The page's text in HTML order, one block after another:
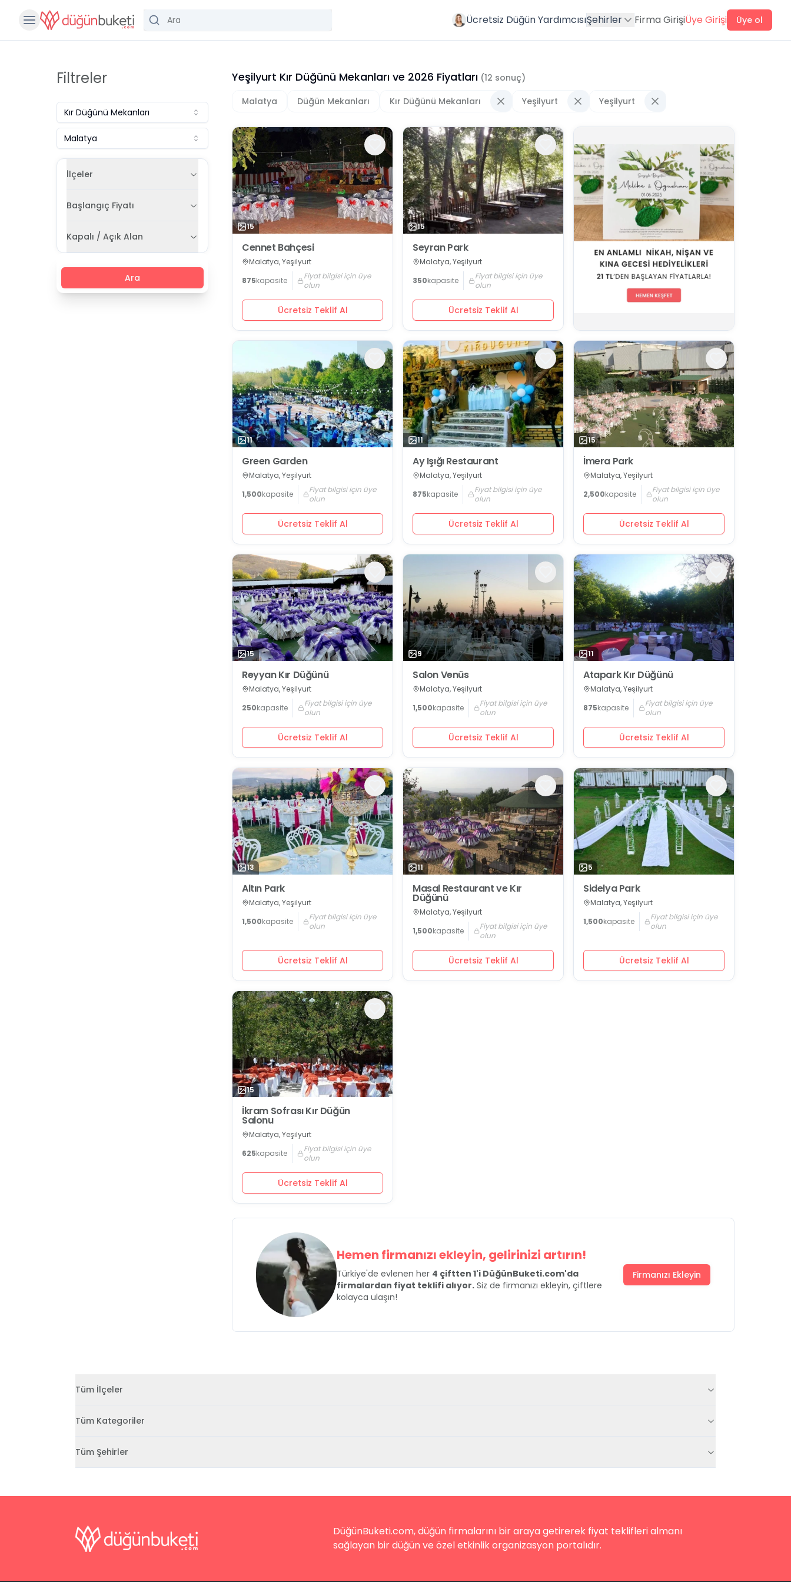
Ücretsiz Düğün YardımcısıŞehirler Firma GirişiÜye Girişi Üye ol
Filtreler
Kır Düğünü Mekanları
Malatya
İlçeler
Başlangıç Fiyatı
Kapalı / Açık Alan
Ara
Yeşilyurt Kır Düğünü Mekanları ve 2026 Fiyatları (12 sonuç)
Malatya
Düğün Mekanları Kır Düğünü Mekanları Yeşilyurt Yeşilyurt
15
Cennet Bahçesi
Malatya, Yeşilyurt
875kapasite
Fiyat bilgisi için üye
olun
Ücretsiz Teklif Al
15
Seyran Park
Malatya, Yeşilyurt
350kapasite
Fiyat bilgisi için üye
olun
Ücretsiz Teklif Al
11
Green Garden
Malatya, Yeşilyurt
1,500kapasite
Fiyat bilgisi için üye
olun
Ücretsiz Teklif Al
11
Ay Işığı Restaurant
Malatya, Yeşilyurt
875kapasite
Fiyat bilgisi için üye
olun
Ücretsiz Teklif Al
15
İmera Park
Malatya, Yeşilyurt
2,500kapasite
Fiyat bilgisi için üye
olun
Ücretsiz Teklif Al
15
Reyyan Kır Düğünü
Malatya, Yeşilyurt
250kapasite
Fiyat bilgisi için üye
olun
Ücretsiz Teklif Al
9
Salon Venüs
Malatya, Yeşilyurt
1,500kapasite
Fiyat bilgisi için üye
olun
Ücretsiz Teklif Al
11
Atapark Kır Düğünü
Malatya, Yeşilyurt
875kapasite
Fiyat bilgisi için üye
olun
Ücretsiz Teklif Al
13
Altın Park
Malatya, Yeşilyurt
1,500kapasite
Fiyat bilgisi için üye
olun
Ücretsiz Teklif Al
11
Masal Restaurant ve Kır
Düğünü
Malatya, Yeşilyurt
1,500kapasite
Fiyat bilgisi için üye
olun
Ücretsiz Teklif Al
5
Sidelya Park
Malatya, Yeşilyurt
1,500kapasite
Fiyat bilgisi için üye
olun
Ücretsiz Teklif Al
15
İkram Sofrası Kır Düğün
Salonu
Malatya, Yeşilyurt
625kapasite
Fiyat bilgisi için üye
olun
Ücretsiz Teklif Al
Hemen firmanızı ekleyin, gelirinizi artırın!
Türkiye'de evlenen her 4 çiftten 1'i DüğünBuketi.com'da
firmalardan fiyat teklifi alıyor. Siz de firmanızı ekleyin, çiftlere
kolayca ulaşın!
Firmanızı Ekleyin
Tüm İlçeler
Tüm Kategoriler
Tüm Şehirler
DüğünBuketi.com, düğün firmalarını bir araya getirerek fiyat teklifleri almanı
sağlayan bir düğün ve özel etkinlik organizasyon portalıdır.